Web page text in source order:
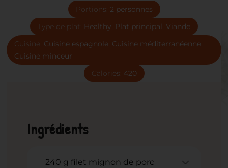
Portions: 2 personnes
Type de plat: Healthy, Plat principal, Viande
Cuisine: Cuisine espagnole, Cuisine méditerranéenne,
Cuisine minceur
Calories: 420
Ingrédients
240 g filet mignon de porc